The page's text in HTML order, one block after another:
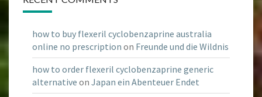
how to buy flexeril cyclobenzaprine australia
online no prescription on Freunde und die Wildnis
how to order flexeril cyclobenzaprine generic
alternative on Japan ein Abenteuer Endet